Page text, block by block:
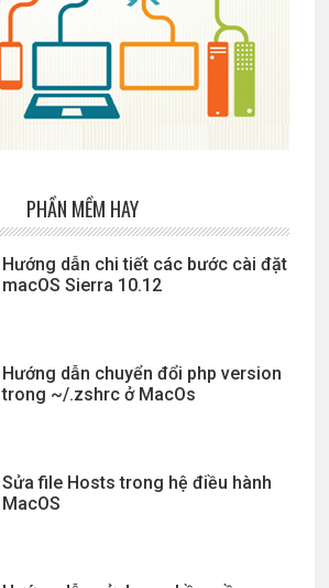
PHẦN MỀM HAY
Hướng dẫn chi tiết các bước cài đặt
macOS Sierra 10.12
Hướng dẫn chuyển đổi php version
trong ~/.zshrc ở MacOs
Sửa file Hosts trong hệ điều hành
MacOS